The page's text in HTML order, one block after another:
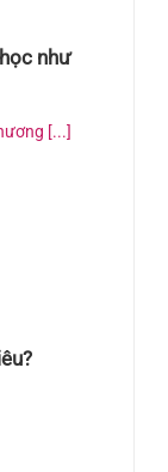
như
[...]